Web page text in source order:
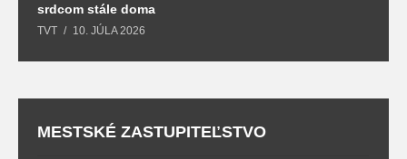
srdcom stále doma
TVT 10. JÚLA 2026
MESTSKÉ ZASTUPITEĽSTVO